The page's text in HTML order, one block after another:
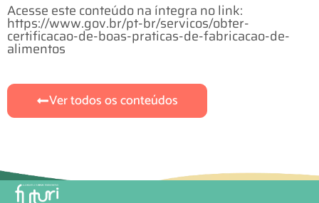
Acesse este conteúdo na íntegra no link:
https://www.gov.br/pt-br/servicos/obter-
certificacao-de-boas-praticas-de-fabricacao-de-
alimentos
Ver todos os conteúdos